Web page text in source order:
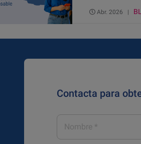
Abr. 2026 |
Contacta para
Nombre